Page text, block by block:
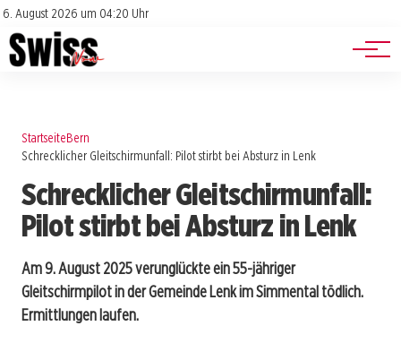
6. August 2026 um 04:20 Uhr
Impressum
Datenschutz
Jobs
Events
StartseiteBern
Schrecklicher Gleitschirmunfall: Pilot stirbt bei Absturz in Lenk
Schrecklicher Gleitschirmunfall:
Pilot stirbt bei Absturz in Lenk
Am 9. August 2025 verunglückte ein 55-jähriger
Gleitschirmpilot in der Gemeinde Lenk im Simmental tödlich.
Ermittlungen laufen.